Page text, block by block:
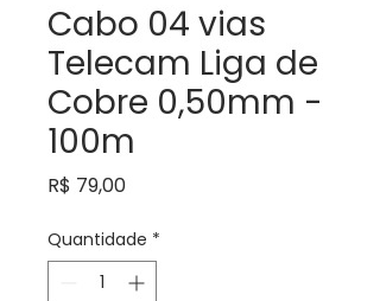
Cabo 04 vias
Telecam Liga de
Cobre 0,50mm -
100m
R$ 79,00Preço
Quantidade *